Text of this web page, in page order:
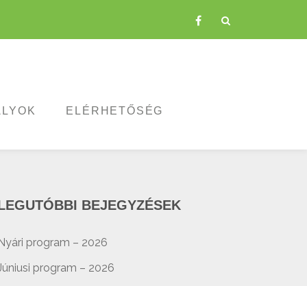
fa-
facebook
ELÉRHETŐSÉG
BEJEGYZÉSEK
program – 2026
program – 2026